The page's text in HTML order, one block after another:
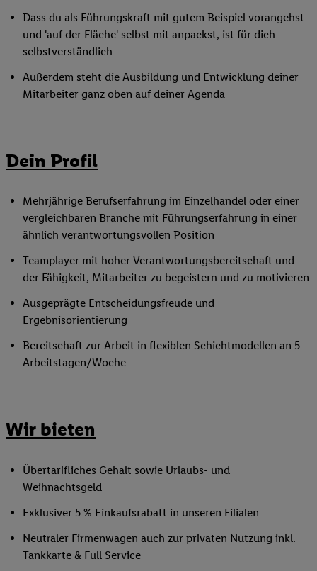
Dass du als Führungskraft mit gutem Beispiel vorangehst
und 'auf der Fläche' selbst mit anpackst, ist für dich
selbstverständlich
Außerdem steht die Ausbildung und Entwicklung deiner
Mitarbeiter ganz oben auf deiner Agenda
Dein Profil
Mehrjährige Berufserfahrung im Einzelhandel oder einer
vergleichbaren Branche mit Führungserfahrung in einer
ähnlich verantwortungsvollen Position
Teamplayer mit hoher Verantwortungsbereitschaft und
der Fähigkeit, Mitarbeiter zu begeistern und zu motivieren
Ausgeprägte Entscheidungsfreude und
Ergebnisorientierung
Bereitschaft zur Arbeit in flexiblen Schichtmodellen an 5
Arbeitstagen/Woche
Wir bieten
Übertarifliches Gehalt sowie Urlaubs- und
Weihnachtsgeld
Exklusiver 5 % Einkaufsrabatt in unseren Filialen
Neutraler Firmenwagen auch zur privaten Nutzung inkl.
Tankkarte & Full Service